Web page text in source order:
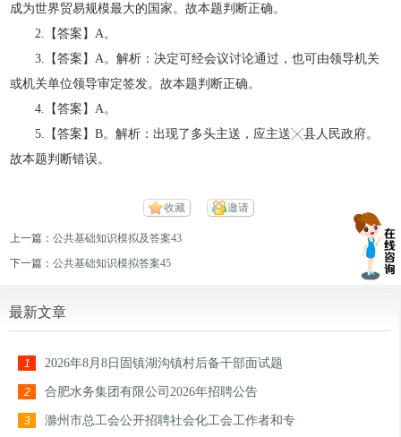
成为世界贸易规模最大的国家。故本题判断正确。
2.【答案】A。
3.【答案】A。解析：决定可经会议讨论通过，也可由领导机关
或机关单位领导审定签发。故本题判断正确。
4.【答案】A。
5.【答案】B。解析：出现了多头主送，应主送╳县人民政府。
故本题判断错误。
收藏 邀请
上一篇：公共基础知识模拟及答案43
下一篇：公共基础知识模拟答案45
最新文章
1 2026年8月8日固镇湖沟镇村后备干部面试题
2 合肥水务集团有限公司2026年招聘公告
3 滁州市总工会公开招聘社会化工会工作者和专